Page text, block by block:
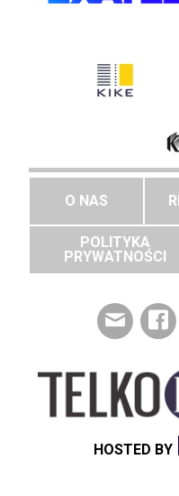
O NAS
POLITYKA
PRYWATNOŚCI
HOSTED BY